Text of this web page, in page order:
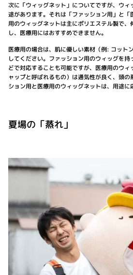
次に「ウィッグネット」についてですが、ウ
途があります。それは「ファッション用」と「
用のウィッグネットは主にポリエステル製で
し、医療用にはおすすめできません。
医療用の場合は、肌に優しい素材（例: コット
してください。ファッション用のウィッグを
どで対応することも可能ですが、医療用のウ
ャップと呼ばれるもの）は通気性が良く、頭の
ション用と医療用のウィッグネットは、用途に
夏場の「蒸れ」